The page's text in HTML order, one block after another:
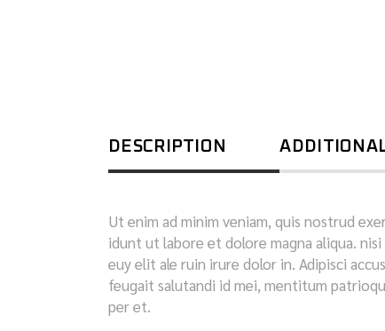
DESCRIPTION
Ut enim ad minim veniam, quis nostrud
idunt ut labore et dolore magna aliqua.
euy elit ale ruin irure dolor in. Adipisci
feugait salutandi id mei, mentitum
per et.